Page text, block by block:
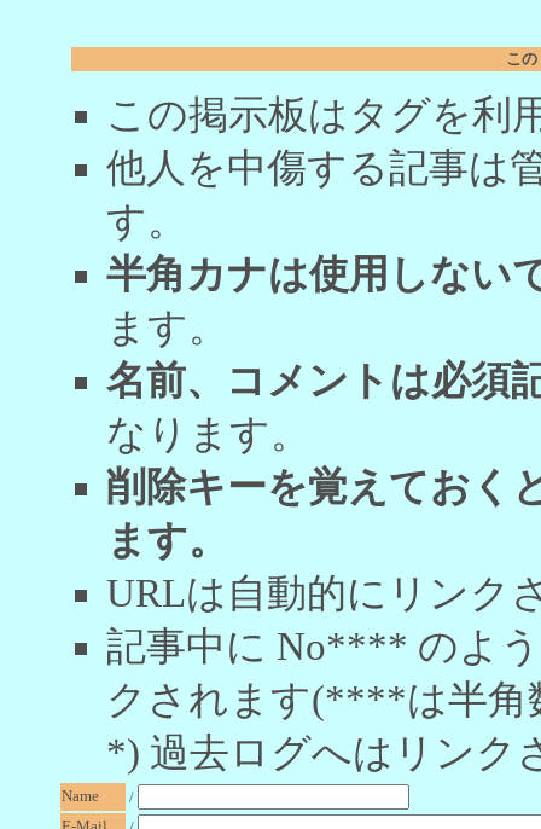
こ
この掲示板はタグを利
他人を中傷する記事は
す。
半角カナは使用しない
ます。
名前、コメントは必須
なります。
削除キーを覚えておく
ます。
URLは自動的にリンク
記事中に No**** のよ
クされます(****は半角
*) 過去ログへはリンク
Name
/